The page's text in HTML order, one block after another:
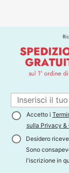
Accetto i
sulla Privacy &
Desidero
Sono
l'iscrizione in